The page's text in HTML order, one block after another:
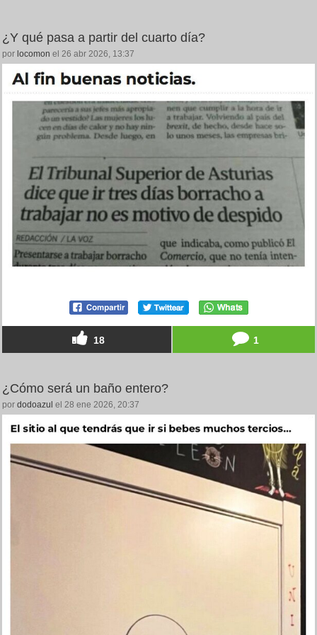
¿Y qué pasa a partir del cuarto día?
por locomon el 26 abr 2026, 13:37
18 1
¿Cómo será un baño entero?
por dodoazul el 28 ene 2026, 20:37